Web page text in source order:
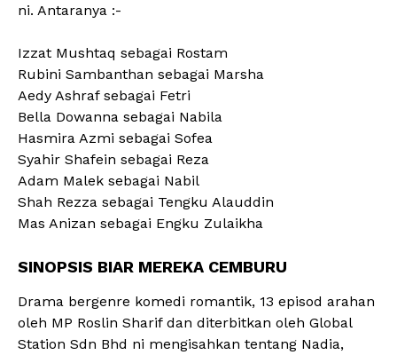
ni. Antaranya :-
Izzat Mushtaq sebagai Rostam
Rubini Sambanthan sebagai Marsha
Aedy Ashraf sebagai Fetri
Bella Dowanna sebagai Nabila
Hasmira Azmi sebagai Sofea
Syahir Shafein sebagai Reza
Adam Malek sebagai Nabil
Shah Rezza sebagai Tengku Alauddin
Mas Anizan sebagai Engku Zulaikha
SINOPSIS BIAR MEREKA CEMBURU
Drama bergenre komedi romantik, 13 episod arahan
oleh MP Roslin Sharif dan diterbitkan oleh Global
Station Sdn Bhd ni mengisahkan tentang Nadia,